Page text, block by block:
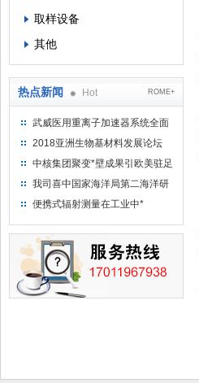
取样设备
其他
热点新闻 Hot ROME+
武威医用重离子加速器系统全面
完成检测报告 临床试验正式启动
2018亚洲生物基材料发展论坛
中核集团聚变*壁成果引欧美驻足
“人造太阳”指日可待
我司喜中国家海洋局第二海洋研
究所采购低本底液体闪烁计数器
便携式辐射测量在工业中*